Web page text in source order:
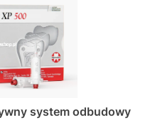
system odbudowy